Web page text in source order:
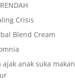
Crisis
Blend Cream
ajak anak suka makan